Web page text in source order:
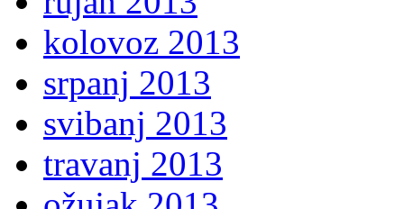
kolovoz 2013
srpanj 2013
svibanj 2013
travanj 2013